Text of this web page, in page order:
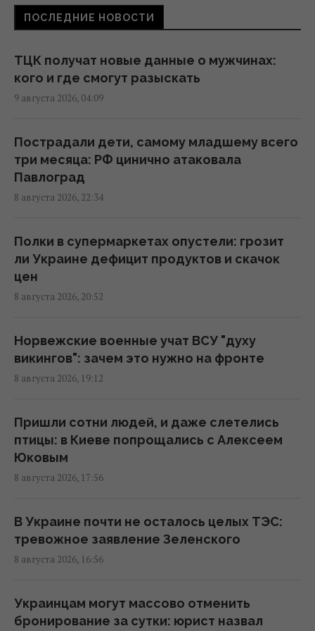
Скрытая мобилизация и манипуляции:
Зеленский раскрыл дальнейшие планы
20:50 суббота, 08 августа 2026
Маск не разрешил Украине использовать
19:19 суббота, 08 августа 2026
Пессимизм вернулся в Украину: аналитик
предостерег от ошибочного взгляда на
18:43 суббота, 08 августа 2026
"Молимся, когда везем пациента": медики
рассказали BBC об охоте российских
18:35 суббота, 08 августа 2026
К 2030 году в Украине станет на треть
рассказала о рисках
16:46 суббота, 08 августа 2026
Россия готовит мощный удар по
мониторы
16:43 суббота, 08 августа 2026
начать "свободную охоту" на
автотранспорт, – ОВА
ПОСЛЕДНИЕ НОВОСТИ
ТЦК получат новые данные о мужчинах:
кого и где смогут разыскать
9 августа 2026, 04:09
Пострадали дети, самому младшему всего
три месяца: РФ цинично атаковала
Павлоград
8 августа 2026, 22:34
Полки в супермаркетах опустели: грозит
ли Украине дефицит продуктов и скачок
цен
8 августа 2026, 20:52
Норвежские военные учат ВСУ "духу
викингов": зачем это нужно на фронте
8 августа 2026, 19:12
Пришли сотни людей, и даже слетелись
птицы: в Киеве попрощались с Алексеем
Юковым
8 августа 2026, 17:56
В Украине почти не осталось целых ТЭС:
тревожное заявление Зеленского
8 августа 2026, 16:56
Украинцам могут массово отменить
бронирование за сутки: юрист назвал